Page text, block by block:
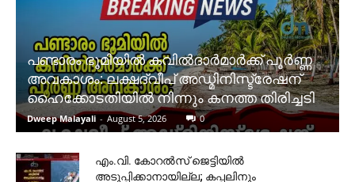
പണ്ടാരം ഭൂമിയിൽ കവിൽദാർമാർക്ക് പൂർണ്ണ
അവകാശം: ലക്ഷദ്വീപ് അഡ്മിനിസ്ട്രേഷന്
ഹൈക്കോടതിയിൽ നിന്നും കനത്ത തിരിച്ചടി
Dweep Malayali - August 5, 2026 0
​എം.വി. കോറൽസ് ജെട്ടിയിൽ
അടുപ്പിക്കാനായില്ല; കപ്പലിനും